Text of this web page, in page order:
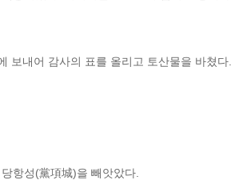
보내어 감사의 표를 올리고 토산물을 바쳤다.
항성(黨項城)을 빼앗았다.